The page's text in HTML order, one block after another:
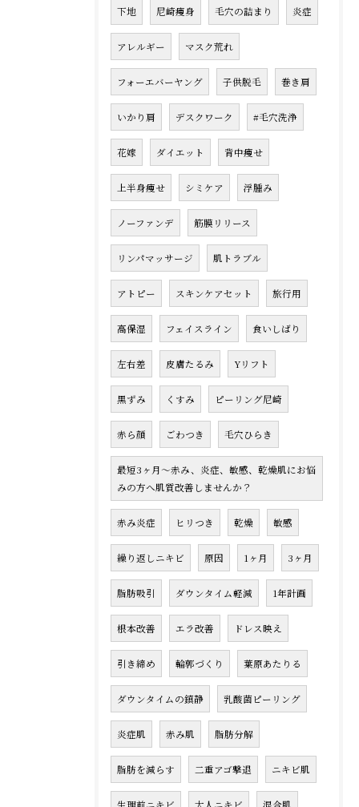
下地 尼崎痩身 毛穴の詰まり 炎症
アレルギー マスク荒れ
フォーエバーヤング 子供脱毛 巻き肩
いかり肩 デスクワーク #毛穴洗浄
花嫁 ダイエット 背中痩せ
上半身痩せ シミケア 浮腫み
ノーファンデ 筋膜リリース
リンパマッサージ 肌トラブル
アトピー スキンケアセット 旅行用
高保湿 フェイスライン 食いしばり
左右差 皮膚たるみ Yリフト
黒ずみ くすみ ピーリング尼崎
赤ら顔 ごわつき 毛穴ひらき
最短3ヶ月〜赤み、炎症、敏感、乾燥肌にお悩
みの方へ肌質改善しませんか？
赤み炎症 ヒリつき 乾燥 敏感
繰り返しニキビ 原因 1ヶ月 3ヶ月
脂肪吸引 ダウンタイム軽減 1年計画
根本改善 エラ改善 ドレス映え
引き締め 輪郭づくり 葉原あたりる
ダウンタイムの鎮静 乳酸菌ピーリング
炎症肌 赤み肌 脂肪分解
脂肪を減らす 二重アゴ撃退 ニキビ肌
生理前ニキビ 大人ニキビ 混合肌